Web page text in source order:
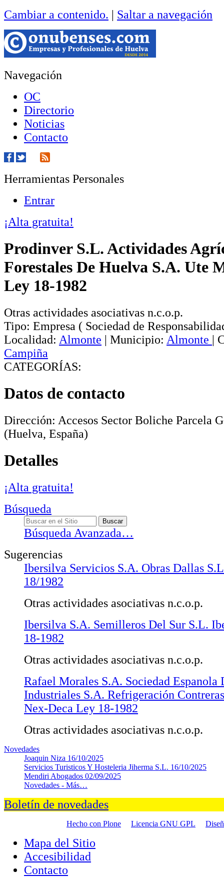
Cambiar a contenido. | Saltar a navegación
Navegación
OC
Directorio
Noticias
Contacto
Herramientas Personales
Entrar
¡Alta gratuita!
Prodinver S.L. Actividades
Forestales De Huelva S.A. Ute
Ley 18-1982
Otras actividades asociativas n.c.o.p.
Tipo: Empresa ( Sociedad de
Localidad: Almonte | Municipio: Almonte |
Campiña
CATEGORÍAS:
Datos de contacto
Dirección: Accesos Sector Boliche Parcela
(Huelva, España)
Detalles
¡Alta gratuita!
Búsqueda
Búsqueda Avanzada…
Sugerencias
Ibersilva Servicios S.A. Obras Dallas
18/1982
Otras actividades asociativas n.c.o.p.
Ibersilva S.A. Semilleros Del Sur S.L.
18-1982
Otras actividades asociativas n.c.o.p.
Rafael Morales S.A. Sociedad Espanola
Industriales S.A. Refrigeración
Nex-Deca Ley 18-1982
Otras actividades asociativas n.c.o.p.
Novedades
Joaquin Niza 16/10/2025
Servicios Turisticos Y Hosteleria Jiherma S.L. 16/10/2025
Mendiri Abogados 02/09/2025
Novedades - Más…
Boletín de novedades
Hecho con Plone Licencia GNU GPL
Mapa del Sitio
Accesibilidad
Contacto